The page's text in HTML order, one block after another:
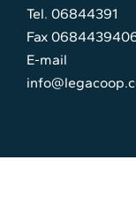
Tel. 06844391
Fax
E-mail